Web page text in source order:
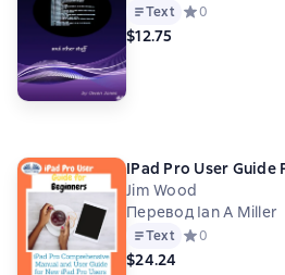
Text Средний
0
$12.75
IPad Pro User Guide
Jim Wood
Перевод Ian A Miller
Text Средний
0
$24.24